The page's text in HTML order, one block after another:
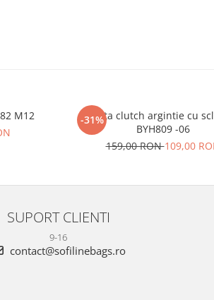
M12
-31%
Geanta clutch argintie cu
BYH809 -06
159,00 RON109,00
SUPORT CLIENTI
9-16
contact@sofilinebags.ro